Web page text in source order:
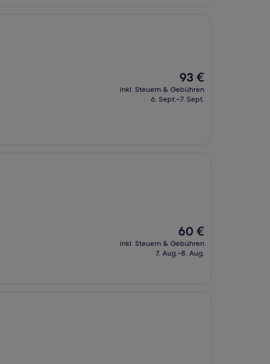
Der
Preis
beträgt
93 €
inkl. Steuern & Gebühren
6. Sept.–7. Sept.
Der
Preis
beträgt
60 €
inkl. Steuern & Gebühren
7. Aug.–8. Aug.